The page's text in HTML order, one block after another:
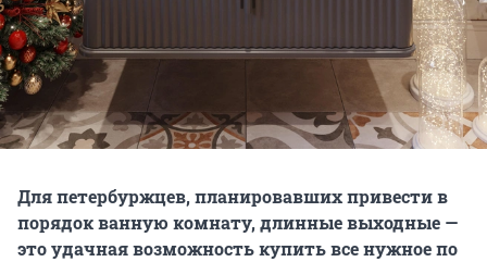
Для петербуржцев, планировавших привести в
порядок ванную комнату, длинные выходные —
это удачная возможность купить все нужное по